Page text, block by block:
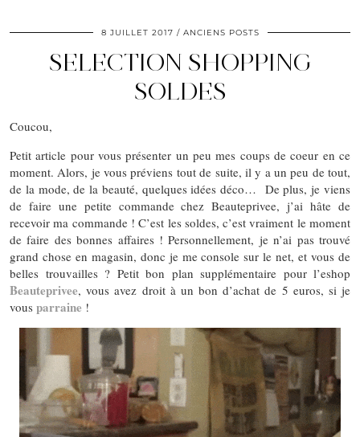
8 JUILLET 2017 ANCIENS POSTS
SELECTION SHOPPING
SOLDES
Coucou,
Petit article pour vous présenter un peu mes coups de coeur en ce
moment. Alors, je vous préviens tout de suite, il y a un peu de tout,
de la mode, de la beauté, quelques idées déco… De plus, je viens
de faire une petite commande chez Beauteprivee, j’ai hâte de
recevoir ma commande ! C’est les soldes, c’est vraiment le moment
de faire des bonnes affaires ! Personnellement, je n’ai pas trouvé
grand chose en magasin, donc je me console sur le net, et vous de
belles trouvailles ? Petit bon plan supplémentaire pour l’eshop
Beauteprivee, vous avez droit à un bon d’achat de 5 euros, si je
vous parraine !